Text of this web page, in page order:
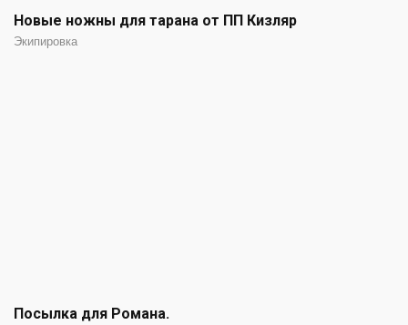
Новые ножны для тарана от ПП Кизляр
Экипировка
Посылка для Романа.